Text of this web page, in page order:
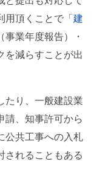
頂くことで「 建
事業年度報告）・
を減らすことが出
たり、一般建設業
請、知事許可から
公共工事への入札
されることもある